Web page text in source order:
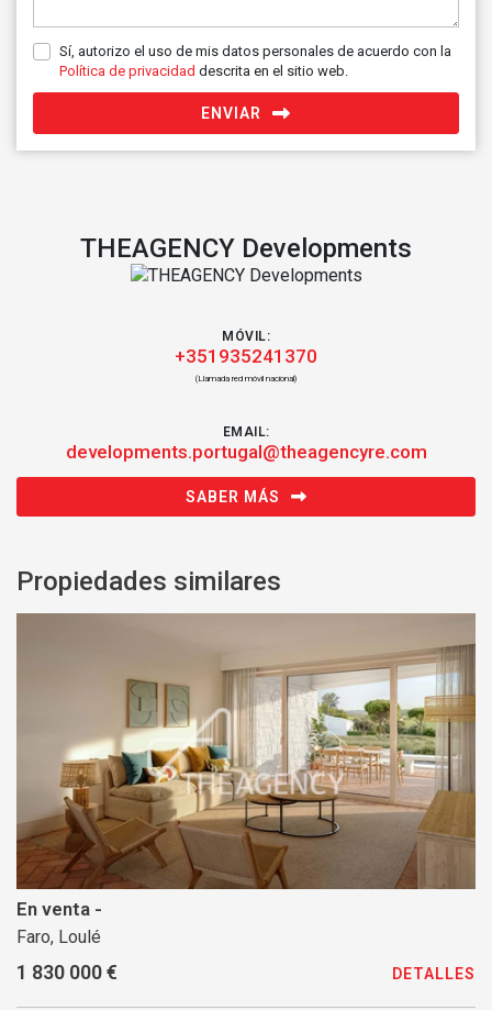
Sí, autorizo el uso de mis datos personales de acuerdo con la
Política de privacidad descrita en el sitio web.
ENVIAR
THEAGENCY Developments
MÓVIL:
+351935241370
(Llamada red móvil nacional)
EMAIL:
developments.portugal@theagencyre.com
SABER MÁS
Propiedades similares
En venta -
Faro, Loulé
1 830 000 € DETALLES